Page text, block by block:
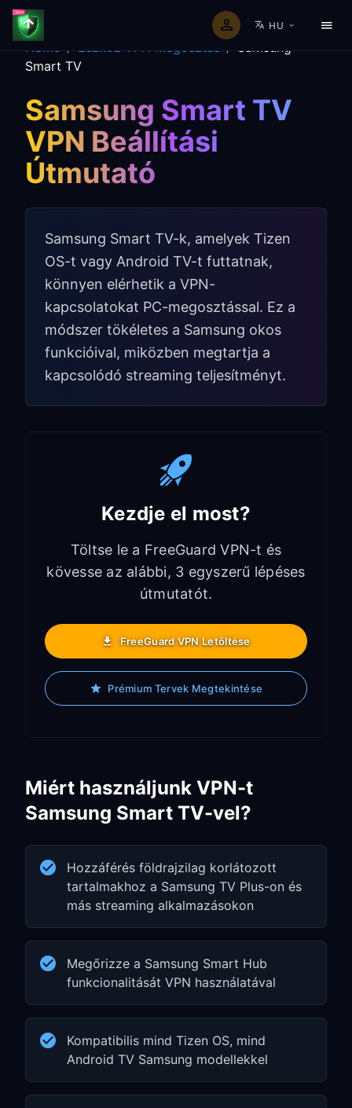
HU
Home / Eszköz VPN Megosztás /
Samsung
Smart TV
Samsung Smart TV
VPN Beállítási
Útmutató
Samsung Smart TV-k, amelyek Tizen
OS-t vagy Android TV-t futtatnak,
könnyen elérhetik a VPN-
kapcsolatokat PC-megosztással. Ez a
módszer tökéletes a Samsung okos
funkcióival, miközben megtartja a
kapcsolódó streaming teljesítményt.
Kezdje el most?
Töltse le a FreeGuard VPN-t és
kövesse az alábbi, 3 egyszerű lépéses
útmutatót.
FreeGuard VPN Letöltése
Prémium Tervek Megtekintése
Miért használjunk VPN-t
Samsung Smart TV-vel?
Hozzáférés földrajzilag korlátozott
tartalmakhoz a Samsung TV Plus-on és
más streaming alkalmazásokon
Megőrizze a Samsung Smart Hub
funkcionalitását VPN használatával
Kompatibilis mind Tizen OS, mind
Android TV Samsung modellekkel